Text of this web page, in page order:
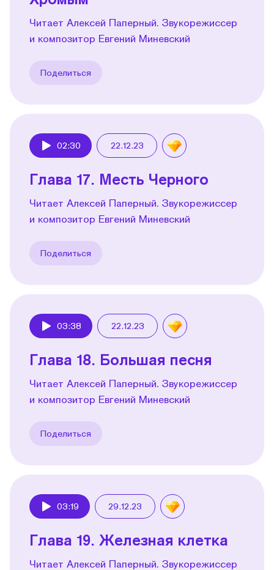
Читает Алексей Паперный. Звукорежиссер
и композитор Евгений Миневский
Поделиться
02:30 22.12.23
Глава 17. Месть Черного
Читает Алексей Паперный. Звукорежиссер
и композитор Евгений Миневский
Поделиться
03:38 22.12.23
Глава 18. Большая песня
Читает Алексей Паперный. Звукорежиссер
и композитор Евгений Миневский
Поделиться
03:19 29.12.23
Глава 19. Железная клетка
Читает Алексей Паперный. Звукорежиссер